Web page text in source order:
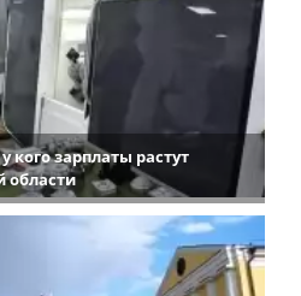
зарплаты растут
области